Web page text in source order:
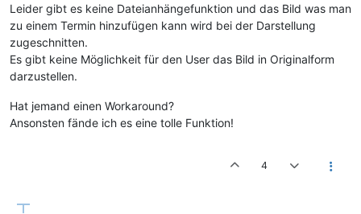
Leider gibt es keine Dateianhängefunktion und das Bild was man
zu einem Termin hinzufügen kann wird bei der Darstellung
zugeschnitten.
Es gibt keine Möglichkeit für den User das Bild in Originalform
darzustellen.
Hat jemand einen Workaround?
Ansonsten fände ich es eine tolle Funktion!
4